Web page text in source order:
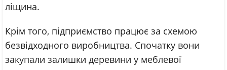
ліщина.
Крім того, підприємство працює за схемою
безвідходного виробництва. Спочатку вони
закупали залишки деревини у меблевої